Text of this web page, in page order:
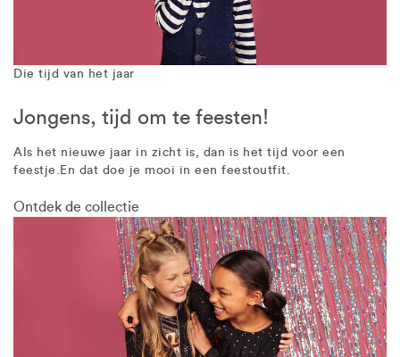
Die tijd van het jaar
Jongens, tijd om te feesten!
Als het nieuwe jaar in zicht is, dan is het tijd voor een
feestje.En dat doe je mooi in een feestoutfit.
Ontdek de collectie